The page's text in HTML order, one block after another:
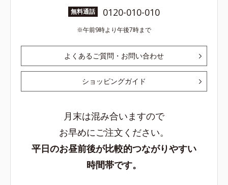
無料通話 0120-010-010
午前9時より午後7時まで
よくあるご質問・お問い合わせ
ショッピングガイド
月末は混み合いますので
お早めにご注文ください。
平日のお昼前後が比較的つながりやすい
時間帯です。